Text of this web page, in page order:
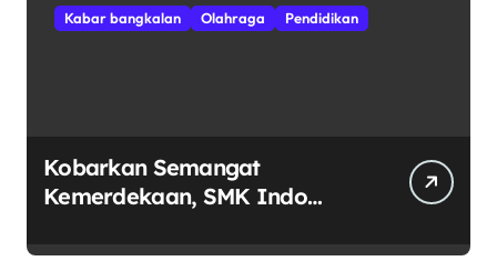
Kabar bangkalan Olahraga Pendidikan
Kobarkan Semangat
Kemerdekaan, SMK Indo
Sita Perhatian di Gerak Jalan,